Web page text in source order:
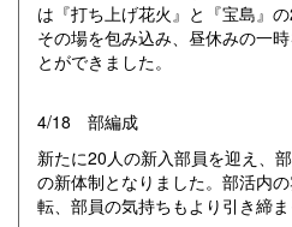
は『打ち上げ花火』と『宝島』
その場を包み込み、昼休みの一
とができました。
4/18 部編成
新たに20人の新入部員を迎え、
の新体制となりました。部活内
転、部員の気持ちもより引き締ま